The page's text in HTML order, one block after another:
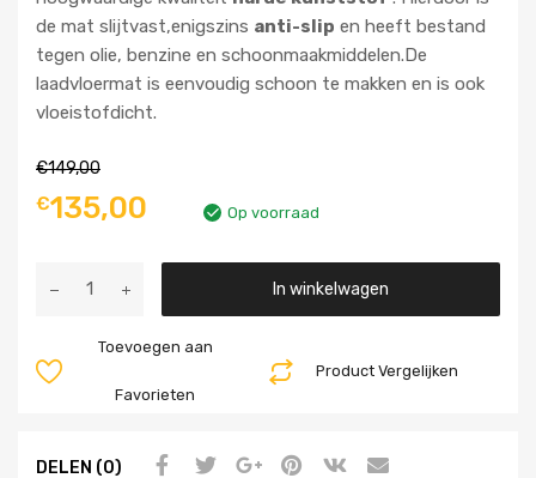
de mat slijtvast,enigszins anti-slip en heeft bestand
tegen olie, benzine en schoonmaakmiddelen.De
laadvloermat is eenvoudig schoon te makken en is ook
vloeistofdicht.
€149,00
€135,00 Op voorraad
In winkelwagen
Product Vergelijken
Toevoegen aan
Favorieten
DELEN (0)